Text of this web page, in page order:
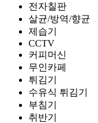
전자칠판
살균/방역/향균
제습기
CCTV
커피머신
무인카페
튀김기
수유식 튀김기
부침기
취반기